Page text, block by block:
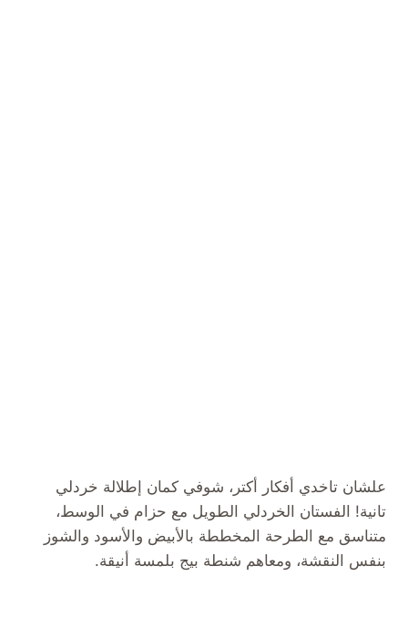
علشان تاخدي أفكار أكتر، شوفي كمان إطلالة خردلي
تانية! الفستان الخردلي الطويل مع حزام في الوسط،
متناسق مع الطرحة المخططة بالأبيض والأسود والشوز
بنفس النقشة، ومعاهم شنطة بيج بلمسة أنيقة.